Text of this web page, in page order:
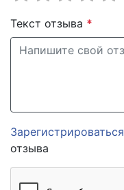
Текст отзыва *
Зарегистрироваться
отзыва